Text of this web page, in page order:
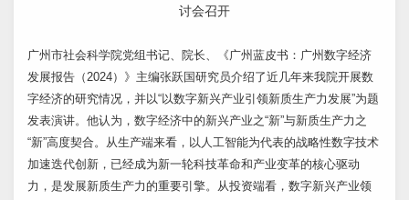
讨会召开
广州市社会科学院党组书记、院长、《广州蓝皮书：广州数字经济
发展报告（2024）》主编张跃国研究员介绍了近几年来我院开展数
字经济的研究情况，并以“以数字新兴产业引领新质生产力发展”为题
发表演讲。他认为，数字经济中的新兴产业之“新”与新质生产力之
“新”高度契合。从生产端来看，以人工智能为代表的战略性数字技术
加速迭代创新，已经成为新一轮科技革命和产业变革的核心驱动
力，是发展新质生产力的重要引擎。从投资端看，数字新兴产业领